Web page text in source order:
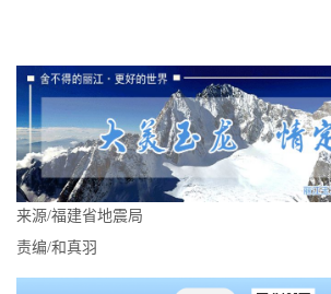
来源/福建省地震局
责编/和真羽